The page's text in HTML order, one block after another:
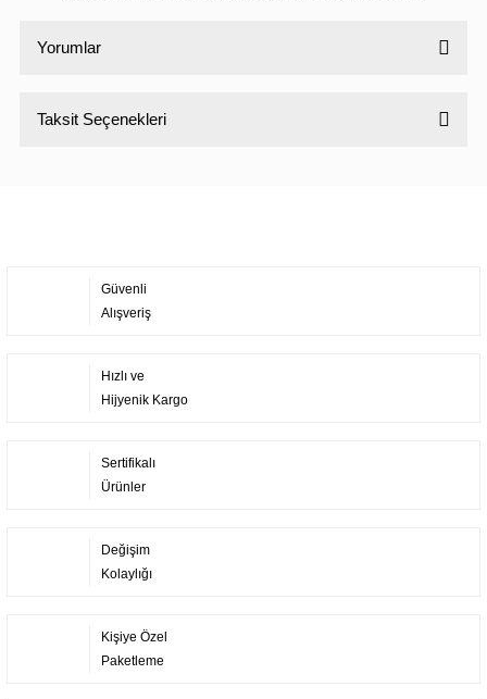
Yorumlar
Taksit Seçenekleri
Güvenli
Alışveriş
Hızlı ve
Hijyenik Kargo
Sertifikalı
Ürünler
Değişim
Kolaylığı
Kişiye Özel
Paketleme